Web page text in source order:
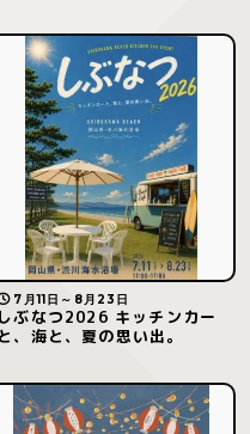
7月11日～8月23日
しぶなつ2026 キッチンカー
と、海と、夏の思い出。